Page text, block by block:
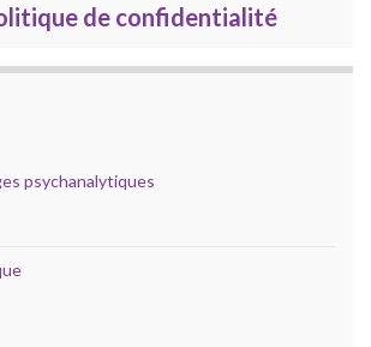
de confidentialité
psychanalytiques